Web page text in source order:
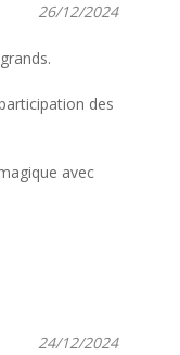
26/12/2024
des
avec
24/12/2024